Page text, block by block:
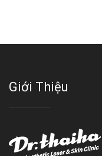
Giới Thiệu